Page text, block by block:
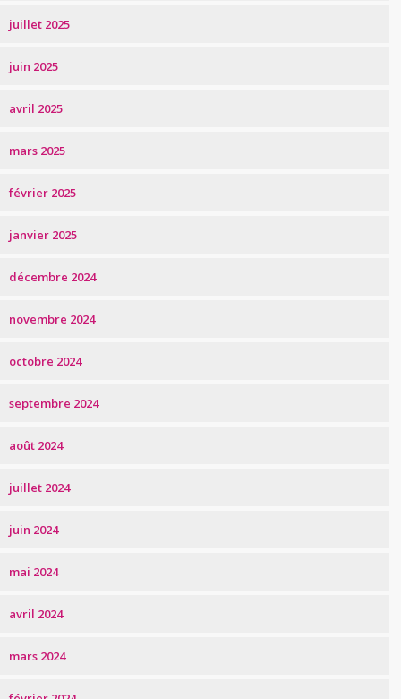
juillet 2025
juin 2025
avril 2025
mars 2025
février 2025
janvier 2025
décembre 2024
novembre 2024
octobre 2024
septembre 2024
août 2024
juillet 2024
juin 2024
mai 2024
avril 2024
mars 2024